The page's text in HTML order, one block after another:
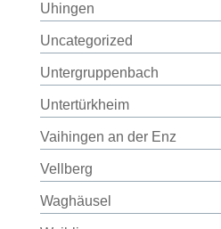
Uhingen
Uncategorized
Untergruppenbach
Untertürkheim
Vaihingen an der Enz
Vellberg
Waghäusel